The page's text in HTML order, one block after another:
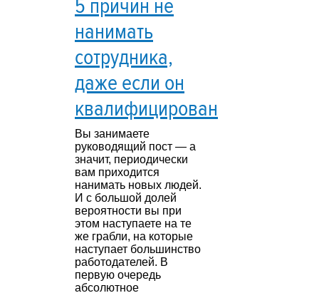
5 причин не
нанимать
сотрудника,
даже если он
квалифицирован
Вы занимаете
руководящий пост — а
значит, периодически
вам приходится
нанимать новых людей.
И с большой долей
вероятности вы при
этом наступаете на те
же грабли, на которые
наступает большинство
работодателей. В
первую очередь
абсолютное